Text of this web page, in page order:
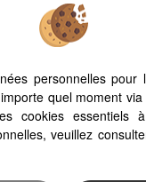
Plan
de lecture
s’adapte
personnelles
quel moment
cookies essentiels
veuillez